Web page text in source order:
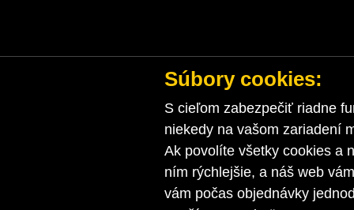
Súbory cookies:
S cieľom zabezpečiť riadne
niekedy na vašom zariadení
Ak povolíte všetky cookies a
ním rýchlejšie, a náš web
vám počas objednávky